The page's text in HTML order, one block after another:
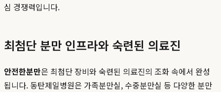
심 경쟁력입니다.
최첨단 분만 인프라와 숙련된 의료진
안전한분만은 최첨단 장비와 숙련된 의료진의 조화 속에서 완성
됩니다. 동탄제일병원은 가족분만실, 수중분만실 등 다양한 분만